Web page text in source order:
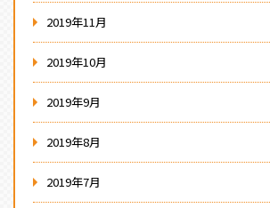
2019年11月
2019年10月
2019年9月
2019年8月
2019年7月